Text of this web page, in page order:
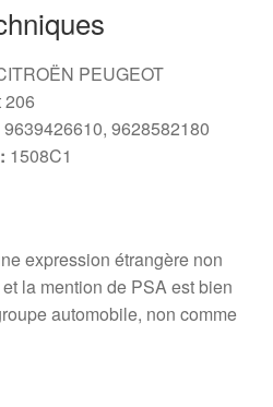
PEUGEOT
206
9639426610, 9628582180
1508C1
expression étrangère non
la mention de PSA est bien
automobile, non comme